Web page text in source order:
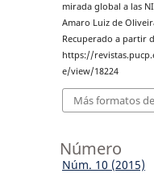
mirada global a las
Amaro Luiz de
Recuperado a partir
https://
e/view/18224
Más formatos
Número
Núm. 10 (2015)